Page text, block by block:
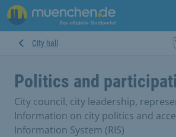
City hall
Politics and
City council, city leadership,
Information on city politics and
Information System (RIS)